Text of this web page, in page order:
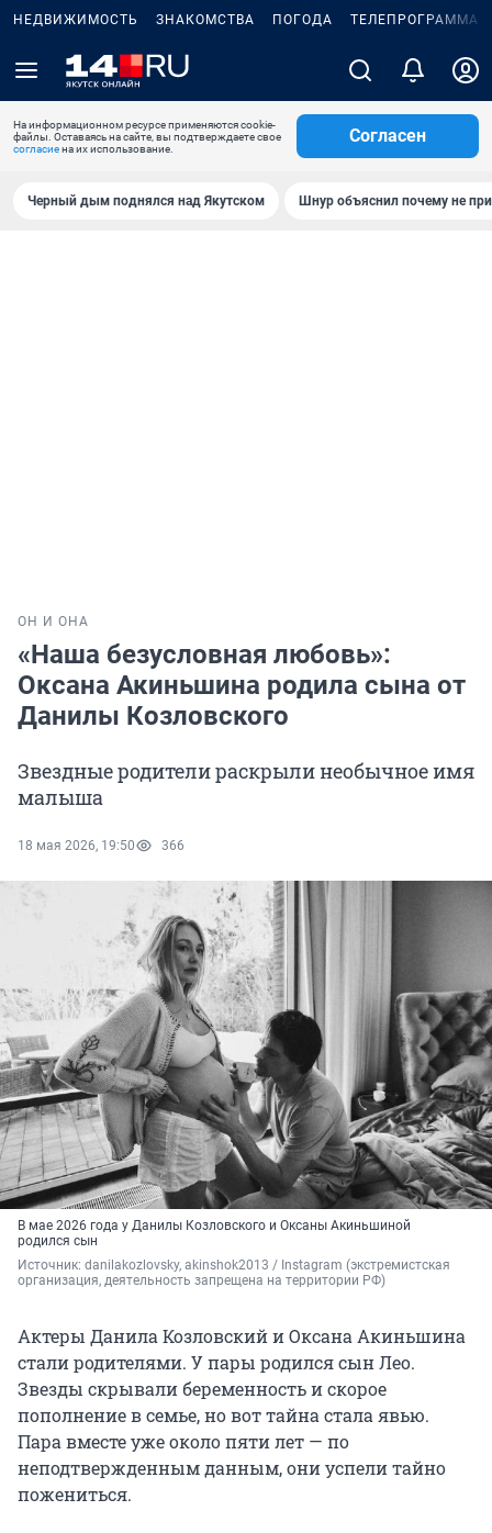
НЕДВИЖИМОСТЬ ЗНАКОМСТВА ПОГОДА ТЕЛЕПРОГРАММА
На информационном ресурсе применяются cookie-
файлы. Оставаясь на сайте, вы подтверждаете свое
согласиена их использование.
Согласен
Черный дым поднялся над Якутском Шнур объяснил почему не
ОН И ОНА
«Наша безусловная любовь»:
Оксана Акиньшина родила сына от
Данилы Козловского
Звездные родители раскрыли необычное имя
малыша
18 мая 2026, 19:50 366
В мае 2026 года у Данилы Козловского и Оксаны Акиньшиной
родился сын
Источник: danilakozlovsky, akinshok2013 / Instagram (экстремистская
организация, деятельность запрещена на территории РФ)
Актеры Данила Козловский и Оксана Акиньшина
стали родителями. У пары родился сын Лео.
Звезды скрывали беременность и скорое
пополнение в семье, но вот тайна стала явью.
Пара вместе уже около пяти лет — по
неподтвержденным данным, они успели тайно
пожениться.